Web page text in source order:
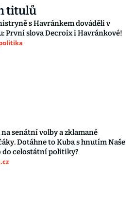
titulů
s Havránkem dováděli v
První slova Decroix i Havránkové!
na senátní volby a zklamané
Dotáhne to Kuba s hnutím Naše
do celostátní politiky?